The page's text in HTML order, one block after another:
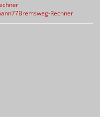
Bremsweg-Rechner